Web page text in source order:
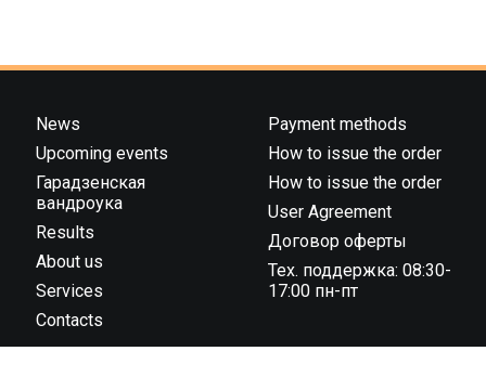
News
Upcoming events
Гарадзенская
вандроука
Results
About us
Services
Contacts
Payment methods
How to issue the order
How to issue the order
User Agreement
Договор оферты
Тех. поддержка: 08:30-
17:00 пн-пт